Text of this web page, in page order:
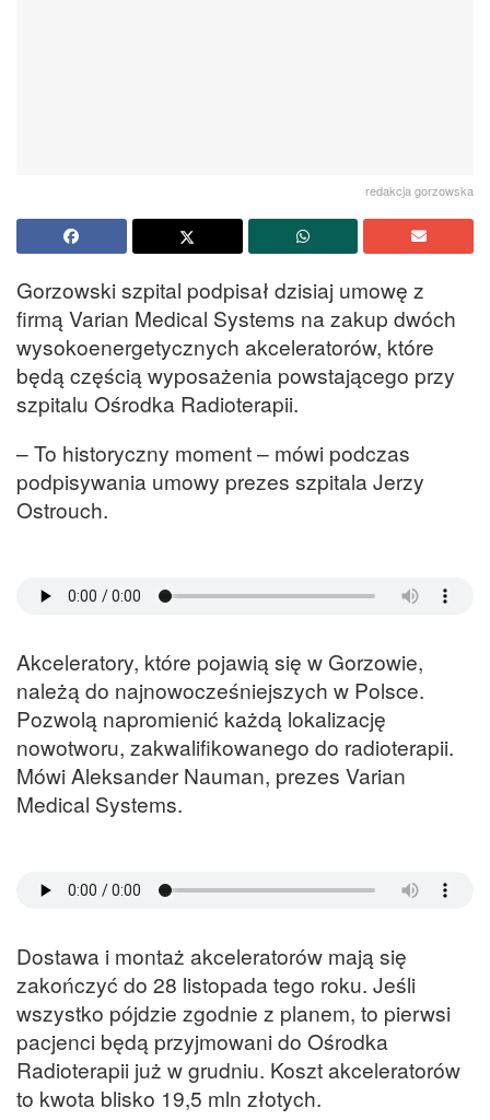
redakcja gorzowska
Gorzowski szpital podpisał dzisiaj umowę z
firmą Varian Medical Systems na zakup dwóch
wysokoenergetycznych akceleratorów, które
będą częścią wyposażenia powstającego przy
szpitalu Ośrodka Radioterapii.
– To historyczny moment – mówi podczas
podpisywania umowy prezes szpitala Jerzy
Ostrouch.
Akceleratory, które pojawią się w Gorzowie,
należą do najnowocześniejszych w Polsce.
Pozwolą napromienić każdą lokalizację
nowotworu, zakwalifikowanego do radioterapii.
Mówi Aleksander Nauman, prezes Varian
Medical Systems.
Dostawa i montaż akceleratorów mają się
zakończyć do 28 listopada tego roku. Jeśli
wszystko pójdzie zgodnie z planem, to pierwsi
pacjenci będą przyjmowani do Ośrodka
Radioterapii już w grudniu. Koszt akceleratorów
to kwota blisko 19,5 mln złotych.